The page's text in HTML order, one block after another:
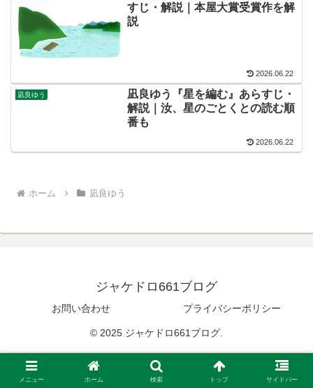
すじ・解説｜本屋大賞受賞作を解
説
2026.06.22
凪良ゆう
凪良ゆう『星を編む』あらすじ・
解説｜汝、星のごとくとの読む順
番も
2026.06.22
ホーム 凪良ゆう
ジャケドロ661ブログ
お問い合わせ プライバシーポリシー
© 2025 ジャケドロ661ブログ.
メニュー ホーム 検索 トップ サイドバー